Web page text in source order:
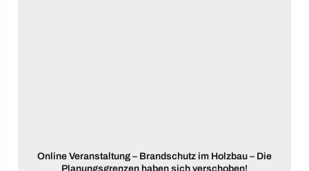
Online Veranstaltung – Brandschutz im Holzbau – Die
Planungsgrenzen haben sich verschoben!